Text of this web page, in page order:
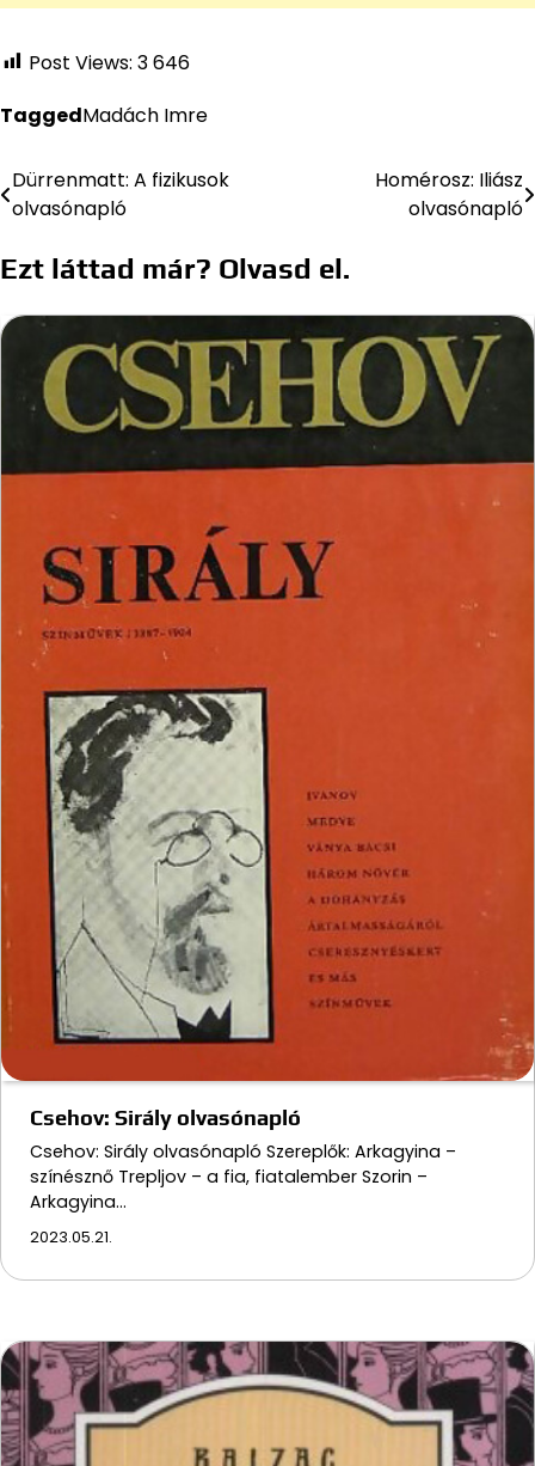
Post Views: 3 646
TaggedMadách Imre
Bejegyzés
navigáció
Dürrenmatt: A fizikusok
olvasónapló
Homérosz: Iliász
olvasónapló
Ezt láttad már? Olvasd el.
Csehov: Sirály olvasónapló
Csehov: Sirály olvasónapló Szereplők: Arkagyina –
színésznő Trepljov – a fia, fiatalember Szorin –
Arkagyina…
2023.05.21.